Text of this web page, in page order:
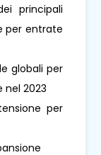
principali
per entrate
globali per
2023
per